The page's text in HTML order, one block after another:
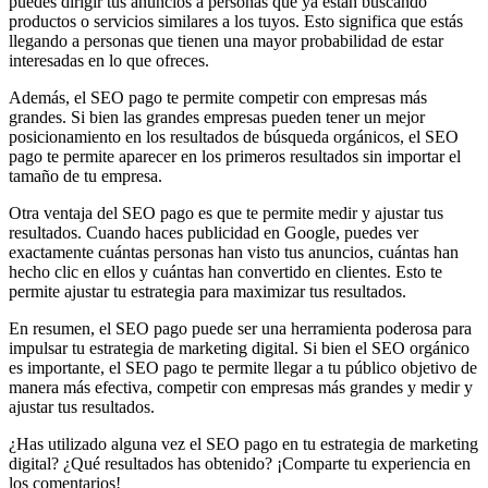
productos o servicios similares a los tuyos. Esto significa que estás
llegando a personas que tienen una mayor probabilidad de estar
interesadas en lo que ofreces.
Además, el SEO pago te permite competir con empresas más
grandes. Si bien las grandes empresas pueden tener un mejor
posicionamiento en los resultados de búsqueda orgánicos, el SEO
pago te permite aparecer en los primeros resultados sin importar el
tamaño de tu empresa.
Otra ventaja del SEO pago es que te permite medir y ajustar tus
resultados. Cuando haces publicidad en Google, puedes ver
exactamente cuántas personas han visto tus anuncios, cuántas han
hecho clic en ellos y cuántas han convertido en clientes. Esto te
permite ajustar tu estrategia para maximizar tus resultados.
En resumen, el SEO pago puede ser una herramienta poderosa para
impulsar tu estrategia de marketing digital. Si bien el SEO orgánico
es importante, el SEO pago te permite llegar a tu público objetivo de
manera más efectiva, competir con empresas más grandes y medir y
ajustar tus resultados.
¿Has utilizado alguna vez el SEO pago en tu estrategia de marketing
digital? ¿Qué resultados has obtenido? ¡Comparte tu experiencia en
los comentarios!